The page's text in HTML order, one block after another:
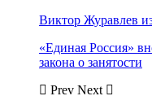
Виктор Журавлев
«Единая Россия»
закона о занятости
Prev Next